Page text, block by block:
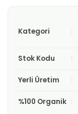
Kategori
Stok Kodu
Yerli Üretim
%100 Organik